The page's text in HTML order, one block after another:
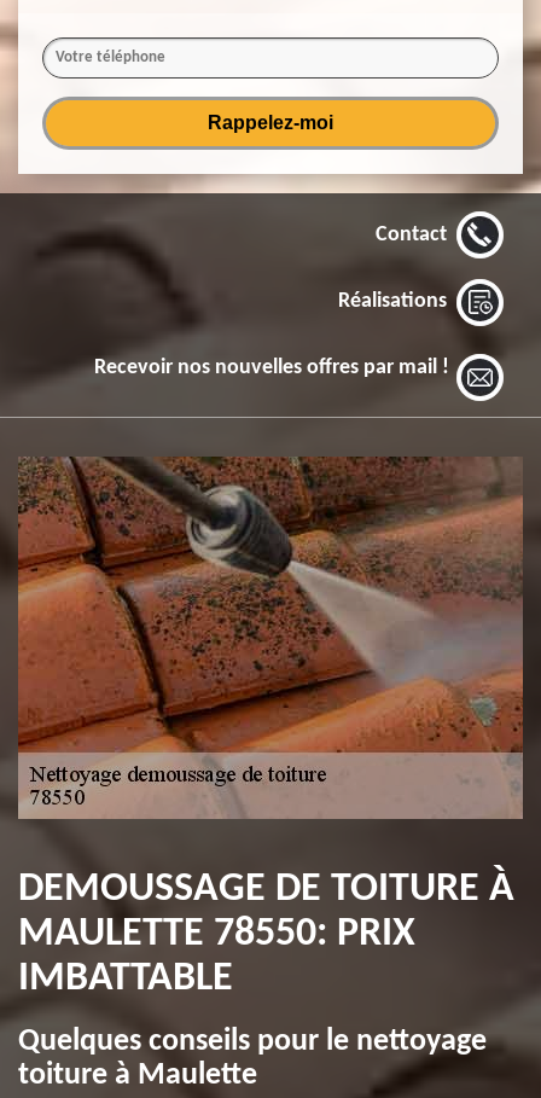
Contact
Réalisations
Recevoir nos nouvelles offres par mail !
DEMOUSSAGE DE TOITURE À
MAULETTE 78550: PRIX
IMBATTABLE
Quelques conseils pour le nettoyage
toiture à Maulette